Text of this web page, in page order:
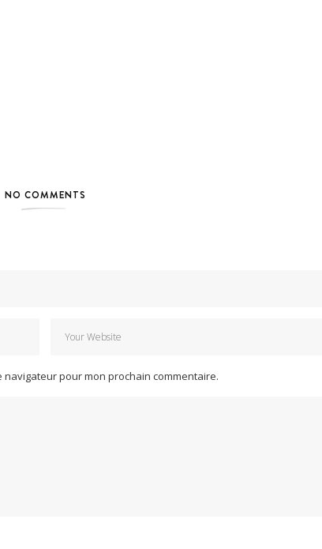
NO COMMENTS
pour mon prochain commentaire.